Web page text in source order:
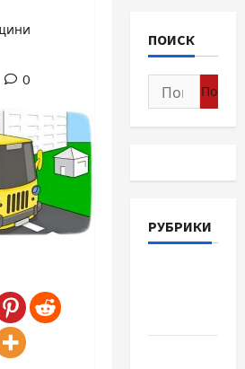
0
ПОИСК
Найти:
РУБРИКИ